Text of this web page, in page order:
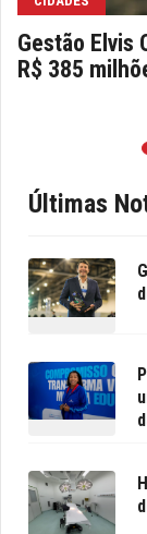
Gestão Elvis
R$ 385
Últimas